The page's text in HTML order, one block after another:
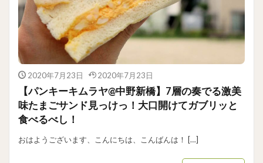
2020年7月23日 2020年7月23日
【パンキーキムラヤ@中野新橋】7層の奏でる激美
味たまごサンド見っけっ！大口開けてガブリッと
食べるべし！
おはようございます、こんにちは、こんばんは！ […]